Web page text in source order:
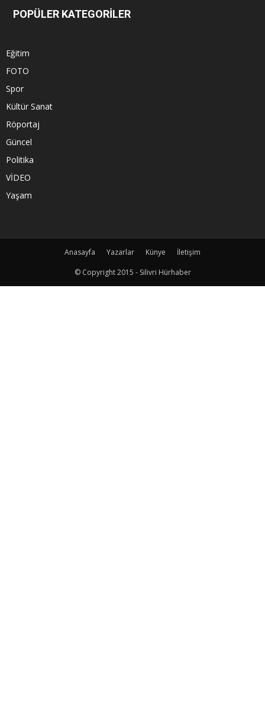
POPÜLER KATEGORİLER
Eğitim
FOTO
Spor
Kültür Sanat
Röportaj
Güncel
Politika
VİDEO
Yaşam
Anasayfa Yazarlar Künye
İletişim
© Copyright 2015 - Silivri Hürhaber